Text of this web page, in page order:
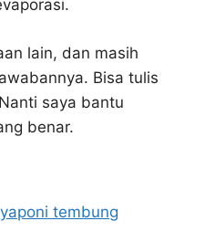
lain, dan masih
Bisa tulis
saya bantu
benar.
tembung